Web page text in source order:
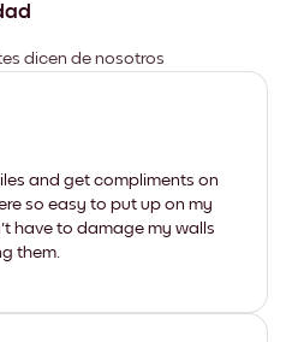
dicen de nosotros
and get compliments on
so easy to put up on my
have to damage my walls
them.